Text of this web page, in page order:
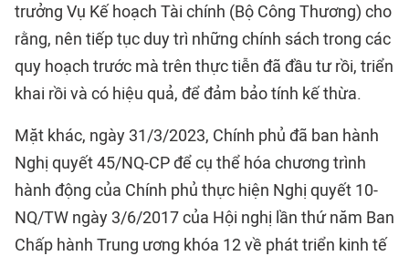
trưởng Vụ Kế hoạch Tài chính (Bộ Công Thương) cho
rằng, nên tiếp tục duy trì những chính sách trong các
quy hoạch trước mà trên thực tiễn đã đầu tư rồi, triển
khai rồi và có hiệu quả, để đảm bảo tính kế thừa.
Mặt khác, ngày 31/3/2023, Chính phủ đã ban hành
Nghị quyết 45/NQ-CP để cụ thể hóa chương trình
hành động của Chính phủ thực hiện Nghị quyết 10-
NQ/TW ngày 3/6/2017 của Hội nghị lần thứ năm Ban
Chấp hành Trung ương khóa 12 về phát triển kinh tế